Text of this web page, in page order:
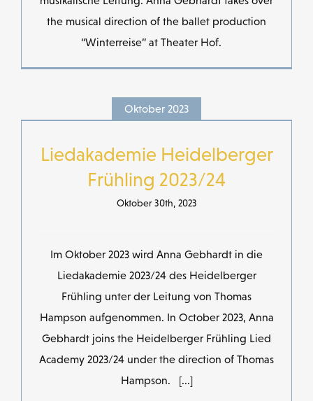
the musical direction of the ballet production
“Winterreise” at Theater Hof.
Oktober 2023
Liedakademie Heidelberger
Frühling 2023/24
Oktober 30th, 2023
Im Oktober 2023 wird Anna Gebhardt in die
Liedakademie 2023/24 des Heidelberger
Frühling unter der Leitung von Thomas
Hampson aufgenommen. In October 2023, Anna
Gebhardt joins the Heidelberger Frühling Lied
Academy 2023/24 under the direction of Thomas
Hampson. [...]